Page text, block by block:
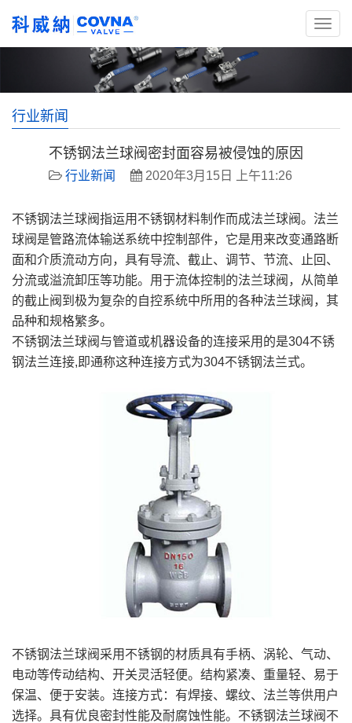
行业新闻
不锈钢法兰球阀密封面容易被侵蚀的原因
行业新闻 2020年3月15日 上午11:26
不锈钢法兰球阀指运用不锈钢材料制作而成法兰球阀。法兰
球阀是管路流体输送系统中控制部件，它是用来改变通路断
面和介质流动方向，具有导流、截止、调节、节流、止回、
分流或溢流卸压等功能。用于流体控制的法兰球阀，从简单
的截止阀到极为复杂的自控系统中所用的各种法兰球阀，其
品种和规格繁多。
不锈钢法兰球阀与管道或机器设备的连接采用的是304不锈
钢法兰连接,即通称这种连接方式为304不锈钢法兰式。
不锈钢法兰球阀采用不锈钢的材质具有手柄、涡轮、气动、
电动等传动结构、开关灵活轻便。结构紧凑、重量轻、易于
保温、便于安装。连接方式：有焊接、螺纹、法兰等供用户
选择。具有优良密封性能及耐腐蚀性能。不锈钢法兰球阀不